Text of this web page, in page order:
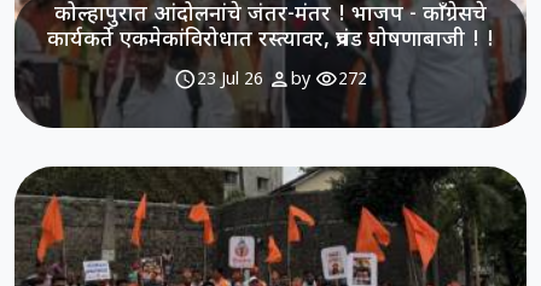
कोल्हापुरात आंदोलनांचे जंतर-मंतर ! भाजप - काँग्रेसचे
कार्यकर्ते एकमेकांविरोधात रस्त्यावर, प्रचंड घोषणाबाजी ! !
schedule23 Jul 26 personby visibility272